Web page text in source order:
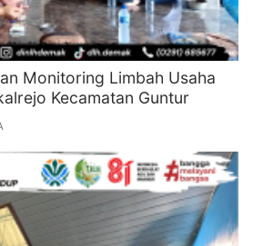
Monitoring Limbah Usaha
Kecamatan Guntur